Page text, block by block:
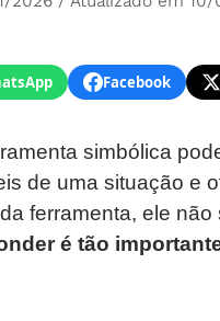
Facebook
simbólica
de uma situação e
ferramenta, ele não
é tão